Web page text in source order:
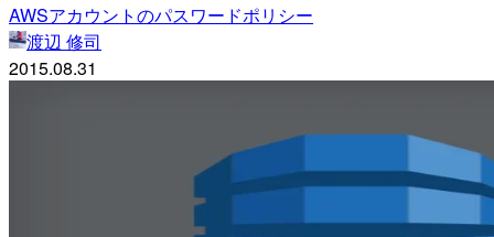
AWSアカウントのパスワードポリシー
渡辺 修司
2015.08.31